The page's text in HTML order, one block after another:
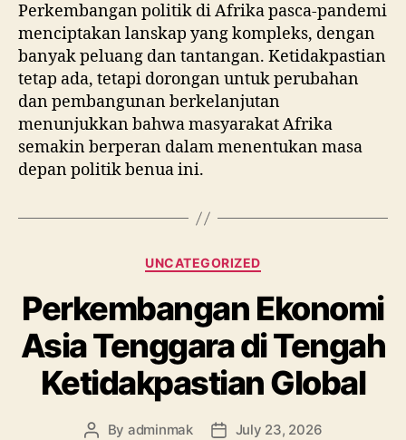
Perkembangan politik di Afrika pasca-pandemi
menciptakan lanskap yang kompleks, dengan
banyak peluang dan tantangan. Ketidakpastian
tetap ada, tetapi dorongan untuk perubahan
dan pembangunan berkelanjutan
menunjukkan bahwa masyarakat Afrika
semakin berperan dalam menentukan masa
depan politik benua ini.
Categories
UNCATEGORIZED
Perkembangan Ekonomi
Asia Tenggara di Tengah
Ketidakpastian Global
Post
By adminmak
PostJuly 23, 2026